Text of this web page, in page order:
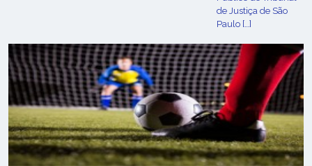
de Justiça de São
Paulo […]